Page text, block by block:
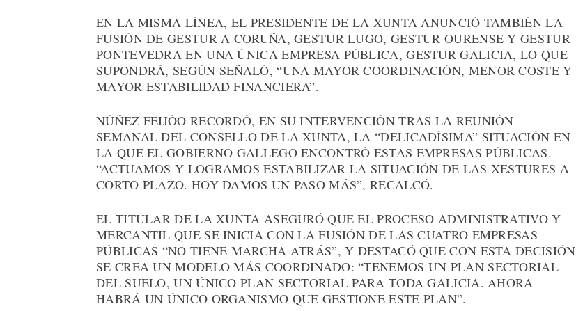
EN LA MISMA LÍNEA, EL PRESIDENTE DE LA XUNTA ANUNCIÓ TAMBIÉN LA
FUSIÓN DE GESTUR A CORUÑA, GESTUR LUGO, GESTUR OURENSE Y GESTUR
PONTEVEDRA EN UNA ÚNICA EMPRESA PÚBLICA, GESTUR GALICIA, LO QUE
SUPONDRÁ, SEGÚN SEÑALÓ, “UNA MAYOR COORDINACIÓN, MENOR COSTE Y
MAYOR ESTABILIDAD FINANCIERA”.
NÚÑEZ FEIJÓO RECORDÓ, EN SU INTERVENCIÓN TRAS LA REUNIÓN
SEMANAL DEL CONSELLO DE LA XUNTA, LA “DELICADÍSIMA” SITUACIÓN EN
LA QUE EL GOBIERNO GALLEGO ENCONTRÓ ESTAS EMPRESAS PÚBLICAS.
“ACTUAMOS Y LOGRAMOS ESTABILIZAR LA SITUACIÓN DE LAS XESTURES A
CORTO PLAZO. HOY DAMOS UN PASO MÁS”, RECALCÓ.
EL TITULAR DE LA XUNTA ASEGURÓ QUE EL PROCESO ADMINISTRATIVO Y
MERCANTIL QUE SE INICIA CON LA FUSIÓN DE LAS CUATRO EMPRESAS
PÚBLICAS “NO TIENE MARCHA ATRÁS”, Y DESTACÓ QUE CON ESTA DECISIÓN
SE CREA UN MODELO MÁS COORDINADO: “TENEMOS UN PLAN SECTORIAL
DEL SUELO, UN ÚNICO PLAN SECTORIAL PARA TODA GALICIA. AHORA
HABRÁ UN ÚNICO ORGANISMO QUE GESTIONE ESTE PLAN”.